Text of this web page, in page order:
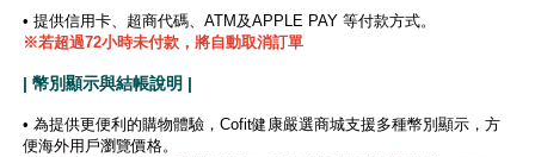
• 提供信用卡、超商代碼、ATM及APPLE PAY 等付款方式。
※若超過72小時未付款，將自動取消訂單
| 幣別顯示與結帳說明 |
• 為提供更便利的購物體驗，Cofit健康嚴選商城支援多種幣別顯示，方
便海外用戶瀏覽價格。